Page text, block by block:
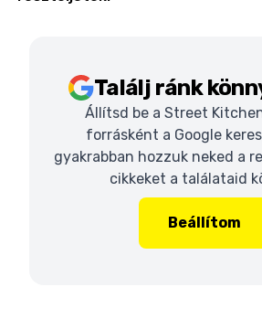
Találj ránk
Állítsd be a Street
forrásként a Google
gyakrabban hozzuk neked a
cikkeket a találataid
Beállítom